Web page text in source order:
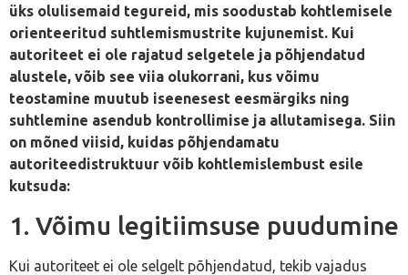
üks olulisemaid tegureid, mis soodustab kohtlemisele
orienteeritud suhtlemismustrite kujunemist. Kui
autoriteet ei ole rajatud selgetele ja põhjendatud
alustele, võib see viia olukorrani, kus võimu
teostamine muutub iseenesest eesmärgiks ning
suhtlemine asendub kontrollimise ja allutamisega. Siin
on mõned viisid, kuidas põhjendamatu
autoriteedistruktuur võib kohtlemislembust esile
kutsuda:
1. Võimu legitiimsuse puudumine
Kui autoriteet ei ole selgelt põhjendatud, tekib vajadus